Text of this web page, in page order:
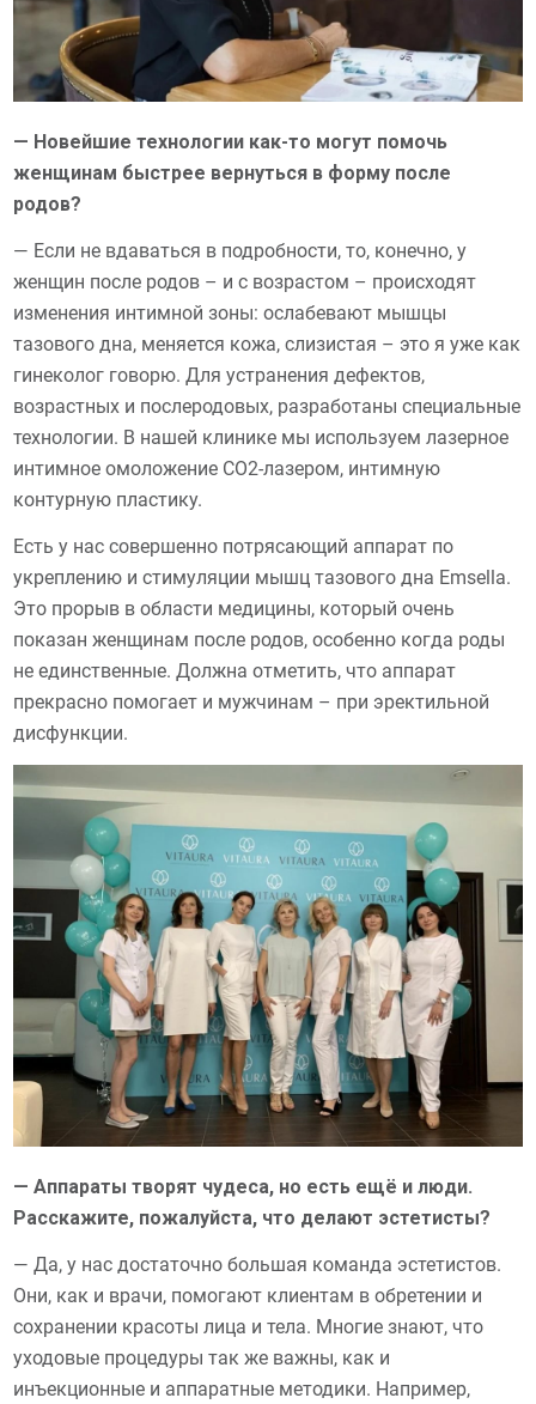
— Новейшие технологии как-то могут помочь
женщинам быстрее вернуться в форму после
родов?
— Если не вдаваться в подробности, то, конечно, у
женщин после родов – и с возрастом – происходят
изменения интимной зоны: ослабевают мышцы
тазового дна, меняется кожа, слизистая – это я уже как
гинеколог говорю. Для устранения дефектов,
возрастных и послеродовых, разработаны специальные
технологии. В нашей клинике мы используем лазерное
интимное омоложение СО2-лазером, интимную
контурную пластику.
Есть у нас совершенно потрясающий аппарат по
укреплению и стимуляции мышц тазового дна Emsella.
Это прорыв в области медицины, который очень
показан женщинам после родов, особенно когда роды
не единственные. Должна отметить, что аппарат
прекрасно помогает и мужчинам – при эректильной
дисфункции.
— Аппараты творят чудеса, но есть ещё и люди.
Расскажите, пожалуйста, что делают эстетисты?
— Да, у нас достаточно большая команда эстетистов.
Они, как и врачи, помогают клиентам в обретении и
сохранении красоты лица и тела. Многие знают, что
уходовые процедуры так же важны, как и
инъекционные и аппаратные методики. Например,